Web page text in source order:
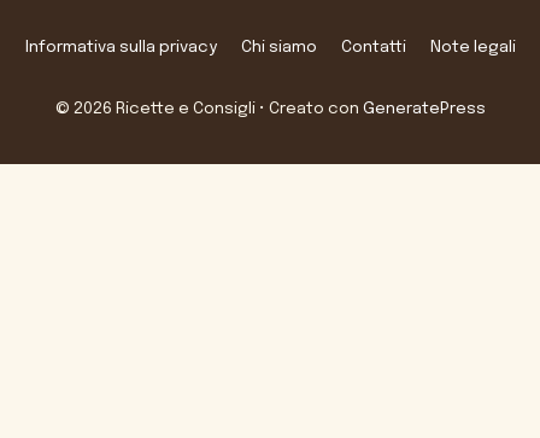
Informativa sulla privacy Chi siamo Contatti Note legali
© 2026 Ricette e Consigli• Creato con GeneratePress